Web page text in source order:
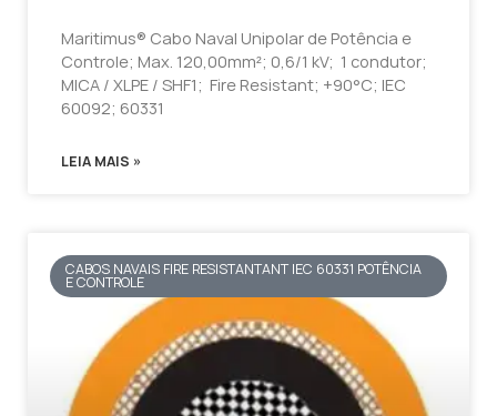
Maritimus® Cabo Naval Unipolar de Potência e
Controle; Max. 120,00mm²; 0,6/1 kV; 1 condutor;
MICA / XLPE / SHF1; Fire Resistant; +90°C; IEC
60092; 60331
LEIA MAIS »
CABOS NAVAIS FIRE RESISTANTANT IEC 60331 POTÊNCIA
E CONTROLE